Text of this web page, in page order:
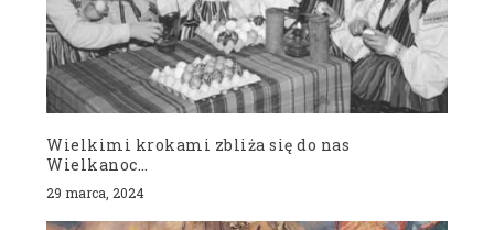
Wielkimi krokami zbliża się do nas
Wielkanoc…
29 marca, 2024